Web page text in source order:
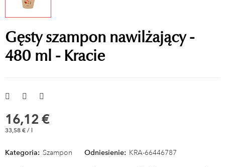
Gęsty szampon nawilżający -
480 ml - Kracie
16,12 €
33,58 € / l
Kategoria: Szampon Odniesienie: KRA-66446787